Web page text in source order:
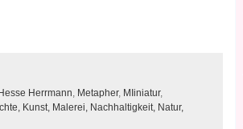
Herrmann Metapher, MIiniatur,
Kunst, Malerei, Nachhaltigkeit, Natur,